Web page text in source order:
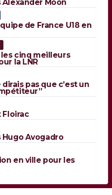
Moon
de France U18 en
cinq meilleurs
la LNR
pas que c’est un
Floirac
Avogadro
en ville pour les